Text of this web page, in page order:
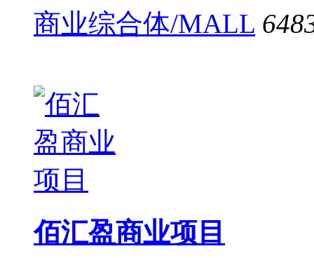
商业综合体/MALL
佰汇盈商业项目